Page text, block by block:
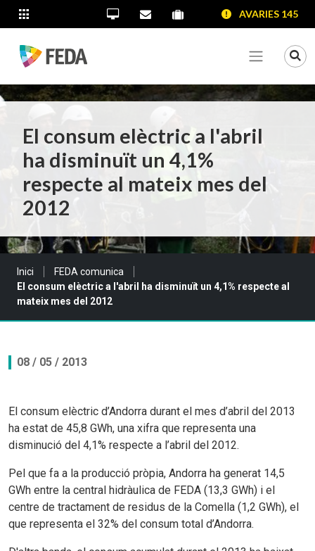
SALTAR AL CONTINGUT
SALTAR A LA NAVEGACIÓ
SALTAR A LA INFORMACIÓ DE CONTACTE
ALTRES LLOCS WEBOficina Virtual
Contacta'nsPortal proveïdors
Portal de transparència
AVARIES 145
Veure
El consum elèctric a l'abril
ha disminuït un 4,1%
respecte al mateix mes del
2012
Sou a:
Inici
FEDA comunica
El consum elèctric a l'abril ha disminuït un 4,1% respecte al
mateix mes del 2012
08 / 05 / 2013
El consum elèctric d’Andorra durant el mes d’abril del 2013
ha estat de 45,8 GWh, una xifra que representa una
disminució del 4,1% respecte a l’abril del 2012.
Pel que fa a la producció pròpia, Andorra ha generat 14,5
GWh entre la central hidràulica de FEDA (13,3 GWh) i el
centre de tractament de residus de la Comella (1,2 GWh), el
que representa el 32% del consum total d’Andorra.